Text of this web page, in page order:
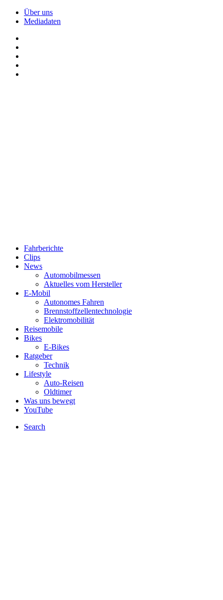
Über uns
Mediadaten
Fahrberichte
Clips
News
Automobilmessen
Aktuelles vom Hersteller
E-Mobil
Autonomes Fahren
Brennstoffzellentechnologie
Elektromobilität
Reisemobile
Bikes
E-Bikes
Ratgeber
Technik
Lifestyle
Auto-Reisen
Oldtimer
Was uns bewegt
YouTube
Search